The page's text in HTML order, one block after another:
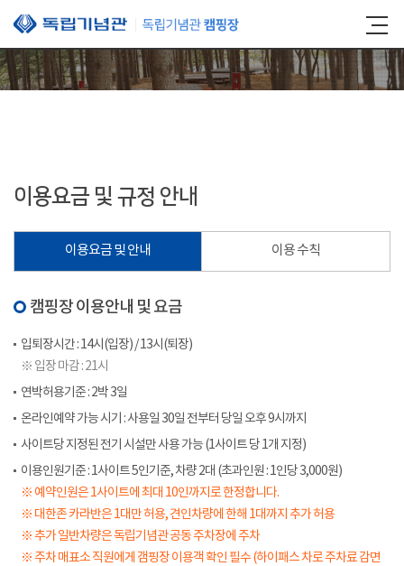
본문 바로가기
이용요금 및 규정 안내
이용요금 및 안내 이용 수칙
캠핑장 이용안내 및 요금
입퇴장시간 : 14시(입장) / 13시(퇴장)
※ 입장 마감 : 21시
연박허용기준 : 2박 3일
온라인예약 가능 시기 : 사용일 30일 전부터 당일 오후 9시까지
사이트당 지정된 전기 시설만 사용 가능 (1사이트 당 1개 지정)
이용인원기준 : 1사이트 5인기준, 차량 2대 (초과인원 : 1인당 3,000원)
※ 예약인원은 1사이트에 최대 10인까지로 한정합니다.
※ 대한존 카라반은 1대만 허용, 견인차량에 한해 1대까지 추가 허용
※ 추가 일반차량은 독립기념관 공동 주차장에 주차
※ 주차 매표소 직원에게 갬핑장 이용객 확인 필수 (하이패스 차로 주차료 감면